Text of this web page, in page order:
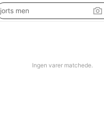
jorts men
Ingen varer matchede.